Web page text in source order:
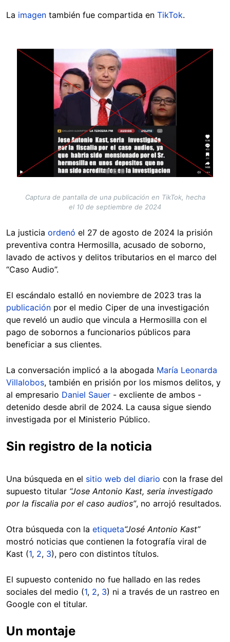
La imagen también fue compartida en TikTok.
Image
Captura de pantalla de una publicación en TikTok, hecha
el 10 de septiembre de 2024
La justicia ordenó el 27 de agosto de 2024 la prisión
preventiva contra Hermosilla, acusado de soborno,
lavado de activos y delitos tributarios en el marco del
“Caso Audio”.
El escándalo estalló en noviembre de 2023 tras la
publicación por el medio Ciper de una investigación
que reveló un audio que vincula a Hermosilla con el
pago de sobornos a funcionarios públicos para
beneficiar a sus clientes.
La conversación implicó a la abogada María Leonarda
Villalobos, también en prisión por los mismos delitos, y
al empresario Daniel Sauer - excliente de ambos -
detenido desde abril de 2024. La causa sigue siendo
investigada por el Ministerio Público.
Sin registro de la noticia
Una búsqueda en el sitio web del diario con la frase del
supuesto titular “Jose Antonio Kast, seria investigado
por la fiscalia por el caso audios”, no arrojó resultados.
Otra búsqueda con la etiqueta“José Antonio Kast”
mostró noticias que contienen la fotografía viral de
Kast (1, 2, 3), pero con distintos títulos.
El supuesto contenido no fue hallado en las redes
sociales del medio (1, 2, 3) ni a través de un rastreo en
Google con el titular.
Un montaje